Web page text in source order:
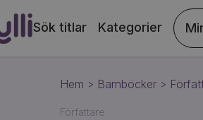
Sök titlar Kategorier
Hem > Barnböcker >
Författare